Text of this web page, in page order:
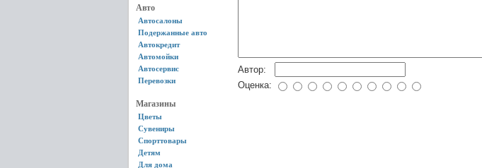
Авто
Автосалоны
Подержанные авто
Автокредит
Автомойки
Автосервис
Перевозки
Магазины
Цветы
Сувениры
Спорттовары
Детям
Для дома
Автор:
Оценка: